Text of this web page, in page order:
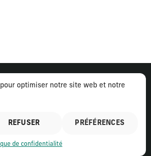
optimiser notre site web et notre
REFUSER PRÉFÉRENCES
de confidentialité